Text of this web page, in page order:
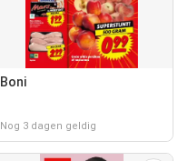
Boni
Nog 3 dagen geldig